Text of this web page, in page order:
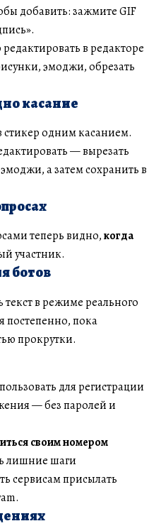
добавить: зажмите GIF
в редакторе
эмоджи, обрезать
касание
одним касанием.
— вырезать
а затем сохранить в
теперь видно,когда
участник.
ботов
текст в режиме реального
постепенно, пока
прокрутки.
для регистрации
— без паролей и
своим номером
лишние шаги
сервисам присылать